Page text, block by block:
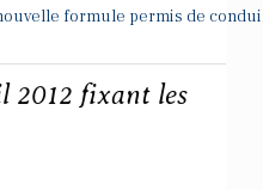
formule permis de
2012 fixant les